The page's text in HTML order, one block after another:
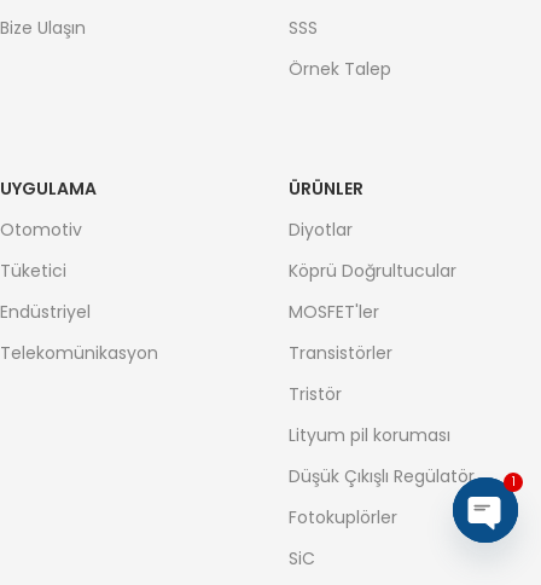
Bize Ulaşın
SSS
Örnek Talep
UYGULAMA
Otomotiv
Tüketici
Endüstriyel
Telekomünikasyon
ÜRÜNLER
Diyotlar
Köprü Doğrultucular
MOSFET'ler
Transistörler
Tristör
Lityum pil koruması
Düşük Çıkışlı Regülatör
Fotokuplörler
SiC
1